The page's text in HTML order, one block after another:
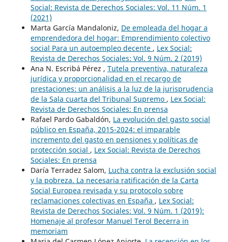
Social: Revista de Derechos Sociales: Vol. 11 Núm. 1
(2021)
Marta García Mandaloniz, De empleada del hogar a
emprendedora del hogar: Emprendimiento colectivo
social Para un autoempleo decente , Lex Social:
Revista de Derechos Sociales: Vol. 9 Núm. 2 (2019)
Ana N. Escribá Pérez , Tutela preventiva, naturaleza
jurídica y proporcionalidad en el recargo de
prestaciones: un análisis a la luz de la jurisprudencia
de la Sala cuarta del Tribunal Supremo , Lex Social:
Revista de Derechos Sociales: En prensa
Rafael Pardo Gabaldón, La evolución del gasto social
público en España, 2015-2024: el imparable
incremento del gasto en pensiones y políticas de
protección social , Lex Social: Revista de Derechos
Sociales: En prensa
Daría Terradez Salom, Lucha contra la exclusión social
y la pobreza. La necesaria ratificación de la Carta
Social Europea revisada y su protocolo sobre
reclamaciones colectivas en España , Lex Social:
Revista de Derechos Sociales: Vol. 9 Núm. 1 (2019):
Homenaje al profesor Manuel Terol Becerra in
memoriam